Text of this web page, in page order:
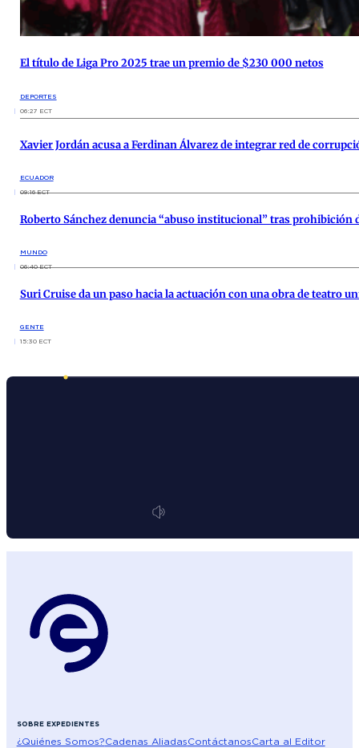
El título de Liga Pro 2025 trae un premio de $230 000 netos
DEPORTES
06:27 ECT
Xavier Jordán acusa a Ferdinan Álvarez de integrar red de
ECUADOR
09:16 ECT
Roberto Sánchez denuncia “abuso institucional” tras prohibición
MUNDO
06:40 ECT
Suri Cruise da un paso hacia la actuación con una obra de teatro
GENTE
15:30 ECT
SOBRE EXPEDIENTES
¿Quiénes Somos?Cadenas AliadasContáctanosCarta al Editor